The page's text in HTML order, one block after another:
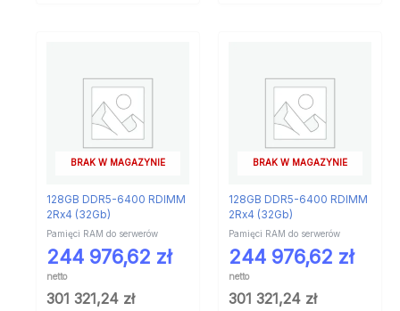
BRAK W MAGAZYNIE
128GB DDR5-6400 RDIMM
2Rx4 (32Gb)
Pamięci RAM do serwerów
244 976,62 zł
netto
301 321,24 zł
BRAK W MAGAZYNIE
128GB DDR5-6400 RDIMM
2Rx4 (32Gb)
Pamięci RAM do serwerów
244 976,62 zł
netto
301 321,24 zł